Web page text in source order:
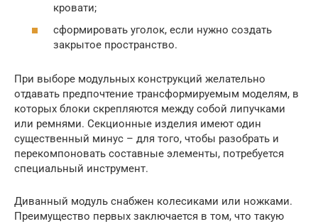
кровати;
сформировать уголок, если нужно создать
закрытое пространство.
При выборе модульных конструкций желательно
отдавать предпочтение трансформируемым моделям, в
которых блоки скрепляются между собой липучками
или ремнями. Секционные изделия имеют один
существенный минус – для того, чтобы разобрать и
перекомпоновать составные элементы, потребуется
специальный инструмент.
Диванный модуль снабжен колесиками или ножками.
Преимущество первых заключается в том, что такую